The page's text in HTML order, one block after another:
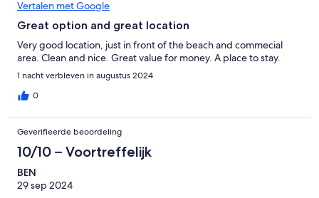
Vertalen met Google
Great option and great location
Very good location, just in front of the beach and commecial
area. Clean and nice. Great value for money. A place to stay.
1 nacht verbleven in augustus 2024
0
Geverifieerde beoordeling
10/10 – Voortreffelijk
BEN
29 sep 2024